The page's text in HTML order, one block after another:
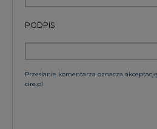
PODPIS
Przesłanie komentarza oznacza
cire.pl